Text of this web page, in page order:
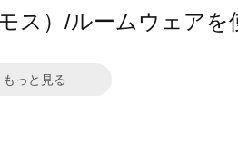
ス）/ルームウェア
もっと見る